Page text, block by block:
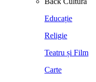
Educație
Religie
Teatru și Film
Carte